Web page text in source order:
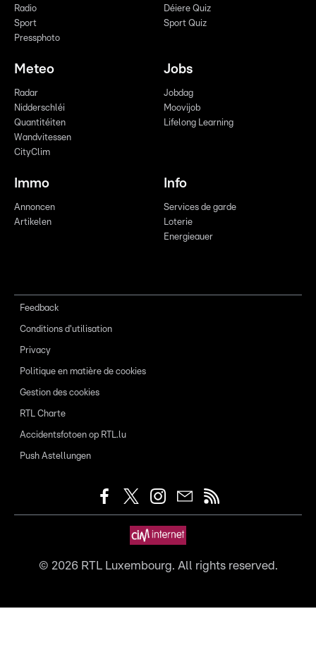
Radio
Sport
Pressphoto
Déiere Quiz
Sport Quiz
Meteo
Radar
Nidderschléi
Quantitéiten
Wandvitessen
CityClim
Jobs
Jobdag
Moovijob
Lifelong Learning
Immo
Annoncen
Artikelen
Info
Services de garde
Loterie
Energieauer
Feedback
Conditions d'utilisation
Privacy
Politique en matière de cookies
Gestion des cookies
RTL Charte
Accidentsfotoen op RTL.lu
Push Astellungen
© 2026RTL Luxembourg. All rights reserved.